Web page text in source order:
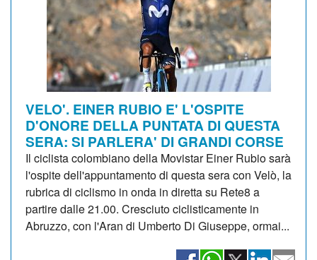
VELO'. EINER RUBIO E' L'OSPITE
D'ONORE DELLA PUNTATA DI QUESTA
SERA: SI PARLERA' DI GRANDI CORSE
Il ciclista colombiano della Movistar Einer Rubio sarà
l'ospite dell'appuntamento di questa sera con Velò, la
rubrica di ciclismo in onda in diretta su Rete8 a
partire dalle 21.00. Cresciuto ciclisticamente in
Abruzzo, con l'Aran di Umberto Di Giuseppe, ormai...